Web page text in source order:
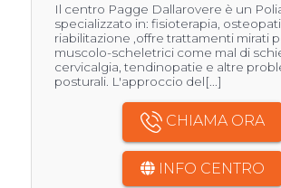
Il centro Pagge Dallarovere è un
specializzato in: fisioterapia,
riabilitazione ,offre trattamenti mirati
muscolo-scheletrici come mal di
cervicalgia, tendinopatie e altre
posturali. L'approccio del[...]
CHIAMA ORA
INFO CENTRO